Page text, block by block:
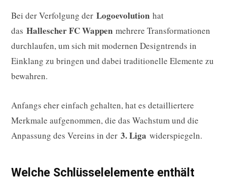
Bei der Verfolgung der Logoevolution hat
das Hallescher FC Wappen mehrere Transformationen
durchlaufen, um sich mit modernen Designtrends in
Einklang zu bringen und dabei traditionelle Elemente zu
bewahren.
Anfangs eher einfach gehalten, hat es detailliertere
Merkmale aufgenommen, die das Wachstum und die
Anpassung des Vereins in der 3. Liga widerspiegeln.
Welche Schlüsselelemente enthält